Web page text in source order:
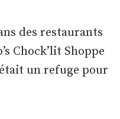
des restaurants
Chock’lit Shoppe
un refuge pour